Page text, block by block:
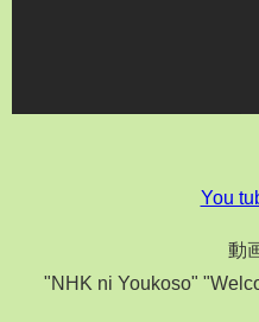
You
動
"NHK ni Youkoso"